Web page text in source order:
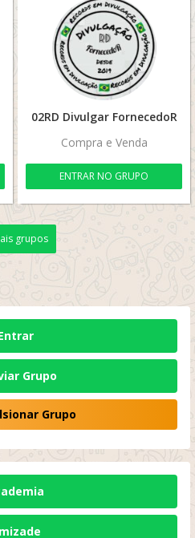
02RD Divulgar FornecedoR
Compra e Venda
ENTRAR NO GRUPO
grupos
Grupo
Grupo